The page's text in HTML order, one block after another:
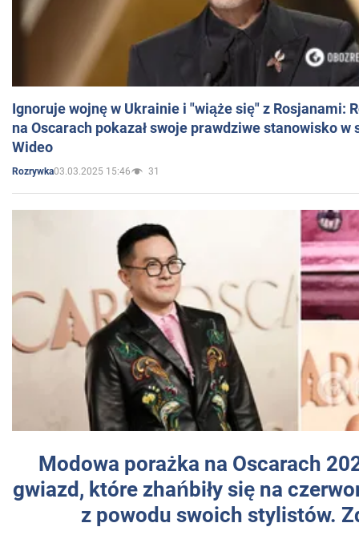
Ignoruje wojnę w Ukrainie i "wiąże się" z Rosjanami:
na Oscarach pokazał swoje prawdziwe stanowisko w
Wideo
Rozrywka03.03.2025 15:46 31
Modowa porażka na Oscarach
gwiazd, które zhańbiły się na
z powodu swoich stylistów.